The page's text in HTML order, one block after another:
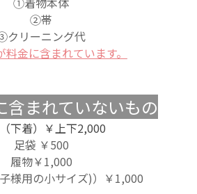
②帯
クリーニング代
金に含まれています。
含まれていないもの
下着）￥上下2,000
足袋 ￥500
履物 ￥1,000
様用の小サイズ)）￥1,000